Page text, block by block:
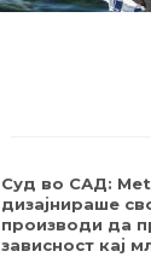
Суд во САД:
дизајнираше
производи да
зависност кај